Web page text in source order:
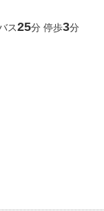
ス25分 停歩3分